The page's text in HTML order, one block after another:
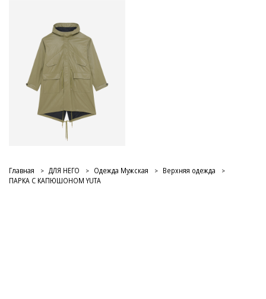
Главная ДЛЯ НЕГО Одежда Мужская
Верхняя одежда
ПАРКА С КАПЮШОНОМ YUTA